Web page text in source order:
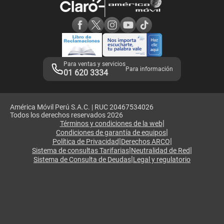
Adquirientes iPhone 6, 6S y SE
Mensaje de Seguridad
Términos y Condiciones de Tienda Claro
Libro de Reclamaciones
Legales de marketplace
Para ventas y servicios
01 620 3334 Para información
América Móvil Perú S.A.C. | RUC 20467534026
Todos los derechos reservados 2026
Términos y condiciones de la web|
Condiciones de garantía de equipos|
Política de Privacidad|Derechos ARCO|
Sistema de consultas Tarifarias|Neutralidad de Red|
Sistema de Consulta de Deudas|Legal y regulatorio